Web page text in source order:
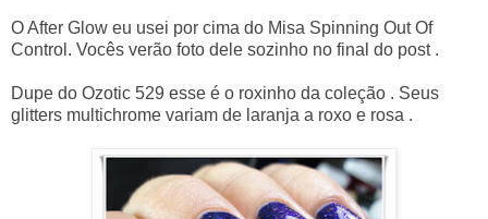
O After Glow eu usei por cima do Misa Spinning Out Of
Control. Vocês verão foto dele sozinho no final do post .
Dupe do Ozotic 529 esse é o roxinho da coleção . Seus
glitters multichrome variam de laranja a roxo e rosa .